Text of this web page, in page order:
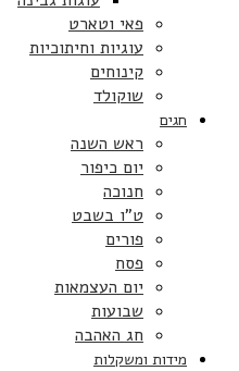
פאי וטארט
עוגיות וחיתוכיות
קינוחים
שוקולד
חגים
ראש השנה
יום כיפור
חנוכה
ט”ו בשבט
פורים
פסח
יום העצמאות
שבועות
חג האהבה
מידות ומשקלות